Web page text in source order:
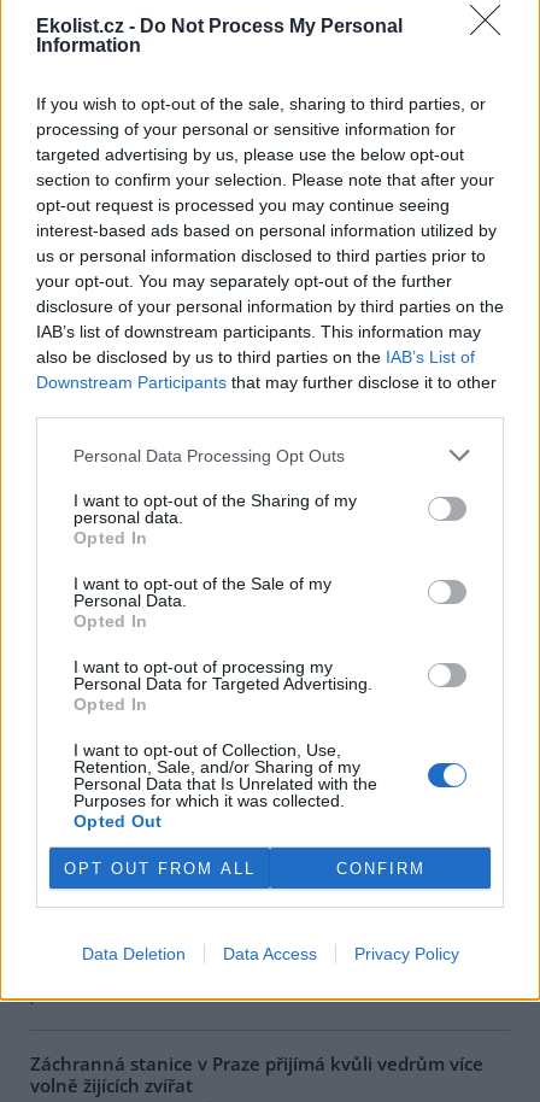
Ekolist.cz - Do Not Process My Personal
Information
If you wish to opt-out of the sale, sharing to third parties, or
processing of your personal or sensitive information for
targeted advertising by us, please use the below opt-out
section to confirm your selection. Please note that after your
opt-out request is processed you may continue seeing
interest-based ads based on personal information utilized by
us or personal information disclosed to third parties prior to
your opt-out. You may separately opt-out of the further
disclosure of your personal information by third parties on the
IAB’s list of downstream participants. This information may
also be disclosed by us to third parties on the IAB’s List of
Downstream Participants that may further disclose it to other
Personal Data Processing Opt Outs
I want to opt-out of the Sharing of my
personal data.
Opted In
I want to opt-out of the Sale of my
Personal Data.
Opted In
I want to opt-out of processing my
Personal Data for Targeted Advertising.
Opted In
I want to opt-out of Collection, Use,
Retention, Sale, and/or Sharing of my
Personal Data that Is Unrelated with the
Purposes for which it was collected.
Opted Out
OPT OUT FROM ALL CONFIRM
Data Deletion Data Access Privacy Policy
Jihlavský úřad vyzval k šetření s vodou, bude dělat víc
6.8.2026 00:51 | JIHLAVA (ČTK)
Diskuse: 1
Vodoprávní úřad v Jihlavě
vyzval obyvatele a podnikatele
v regionu, aby šetřili vodou.
Omezit mají zejména mytí aut,
zalévání zahrad, trávníků a
hřišť, napouštění bazénů nebo kropení zpevněných ploch, uvedl
mluvčí radnice Radovan Daněk. Úřad podle něj bude víc
kontrolovat povolené odběry. Výzva k šetření vodou platí pro
všechny obce spadající pod Jihlavu jako obec s rozšířenou
působností.
Celníci odhalili gang překupníků papoušků, zajistili
5.8.2026 20:13 (ČTK)
překupníků chráněných druhů
ptáků. S odchytem a
zajištěním zvířat celníkům pomohly zoo v Praze, Zlíně a Ostravě. V
ostravské zahradě také papoušci nalezli dočasné útočiště. V
tiskové zprávě na
Martina Kaňková. Případem se zabývá policie.
pronásledovali velrybáře
5.8.2026 19:54 (ČTK)
Islandské úřady nařídily
bojujících proti lovu velryb
poté, co minulý týden
pobřežní stráž s policií zabavily
jejich loď, která pronásledovala velrybářské plavidlo. Pasažéři lodi
Watsona jsou od té doby zadržováni v Reykjavíku. Sám Watson na
policii.
Záchranná stanice v Praze přijímá kvůli vedrům více
volně žijících zvířat